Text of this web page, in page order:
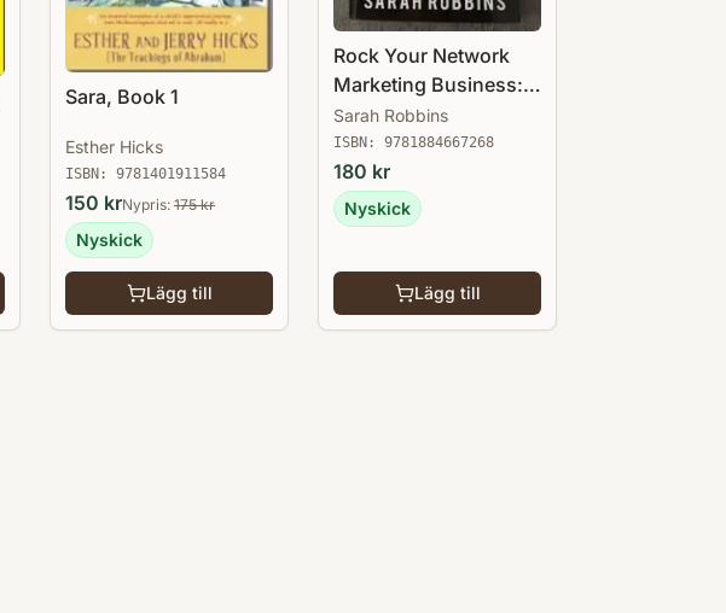
Sara, Book 1
Esther Hicks
ISBN: 9781401911584
150 krNypris: 175kr
Nyskick
Lägg till
Rock Your Network
Marketing Business:
How to Become a
Network Marketing
Rock Star
Sarah Robbins
ISBN: 9781884667268
180 kr
Nyskick
Lägg till